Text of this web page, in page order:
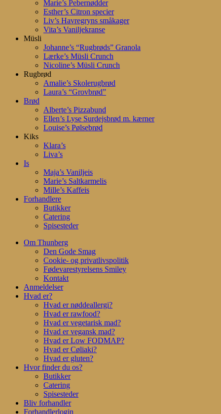
Marie’s Pebernødder
Esther’s Citron specier
Liv’s Havregryns småkager
Vita’s Vaniljekranse
Müsli
Johanne’s “Rugbrøds” Granola
Lærke’s Müsli Crunch
Nicoline’s Müsli Crunch
Rugbrød
Amalie’s Skolerugbrød
Laura’s “Grovbrød”
Brød
Alberte’s Pizzabund
Ellen’s Lyse Surdejsbrød m. kærner
Louise’s Pølsebrød
Kiks
Klara’s
Liva’s
Is
Maja’s Vaniljeis
Marie’s Saltkarmelis
Mille’s Kaffeis
Forhandlere
Butikker
Catering
Spisesteder
Om Thunberg
Den Gode Smag
Cookie- og privatlivspolitik
Fødevarestyrelsens Smiley
Kontakt
Anmeldelser
Hvad er?
Hvad er nøddeallergi?
Hvad er rawfood?
Hvad er vegetarisk mad?
Hvad er vegansk mad?
Hvad er Low FODMAP?
Hvad er Cøliaki?
Hvad er gluten?
Hvor finder du os?
Butikker
Catering
Spisesteder
Bliv forhandler
Forhandlerlogin